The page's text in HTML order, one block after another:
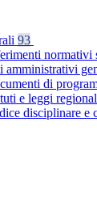
93
normativi
amministrativi
di
e leggi
disciplinare e